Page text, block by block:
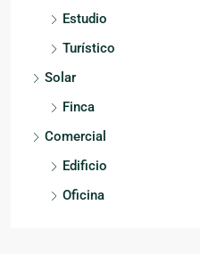
Estudio
Turístico
Solar
Finca
Comercial
Edificio
Oficina